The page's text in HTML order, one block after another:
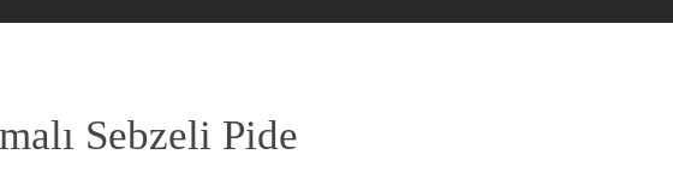
Sebzeli Pide